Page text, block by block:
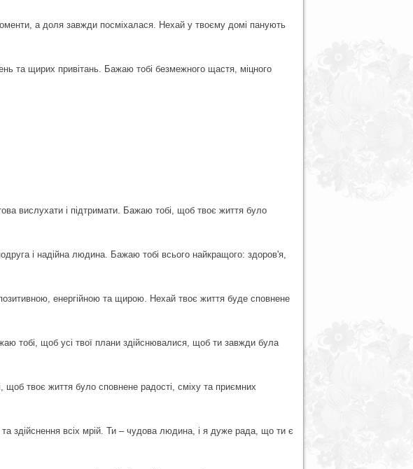
а доля завжди посміхалася. Нехай у твоєму домі панують
та щирих привітань. Бажаю тобі безмежного щастя, міцного
вислухати і підтримати. Бажаю тобі, щоб твоє життя було
і надійна людина. Бажаю тобі всього найкращого: здоров'я,
енергійною та щирою. Нехай твоє життя буде сповнене
тобі, щоб усі твої плани здійснювалися, щоб ти завжди була
твоє життя було сповнене радості, сміху та приємних
здійснення всіх мрій. Ти – чудова людина, і я дуже рада, що ти є